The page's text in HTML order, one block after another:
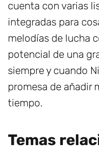
cuenta con varias
integradas para
melodías de lucha
potencial de una
siempre y cuando
promesa de añadir
tiempo.
Temas